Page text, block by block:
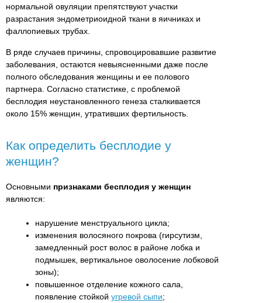
нормальной овуляции препятствуют участки
разрастания эндометриоидной ткани в яичниках и
фаллопиевых трубах.
В ряде случаев причины, спровоцировавшие развитие
заболевания, остаются невыясненными даже после
полного обследования женщины и ее полового
партнера. Согласно статистике, с проблемой
бесплодия неустановленного генеза сталкивается
около 15% женщин, утративших фертильность.
Как определить бесплодие у
женщин?
Основными признаками бесплодия у женщин
являются:
нарушение менструального цикла;
изменения волосяного покрова (гирсутизм,
замедленный рост волос в районе лобка и
подмышек, вертикальное оволосение лобковой
зоны);
повышенное отделение кожного сала,
появление стойкой угревой сыпи;